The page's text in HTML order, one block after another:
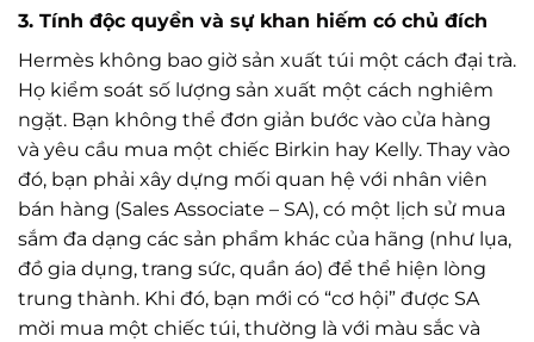
3. Tính độc quyền và sự khan hiếm có chủ đích
Hermès không bao giờ sản xuất túi một cách đại trà.
Họ kiểm soát số lượng sản xuất một cách nghiêm
ngặt. Bạn không thể đơn giản bước vào cửa hàng
và yêu cầu mua một chiếc Birkin hay Kelly. Thay vào
đó, bạn phải xây dựng mối quan hệ với nhân viên
bán hàng (Sales Associate – SA), có một lịch sử mua
sắm đa dạng các sản phẩm khác của hãng (như lụa,
đồ gia dụng, trang sức, quần áo) để thể hiện lòng
trung thành. Khi đó, bạn mới có “cơ hội” được SA
mời mua một chiếc túi, thường là với màu sắc và